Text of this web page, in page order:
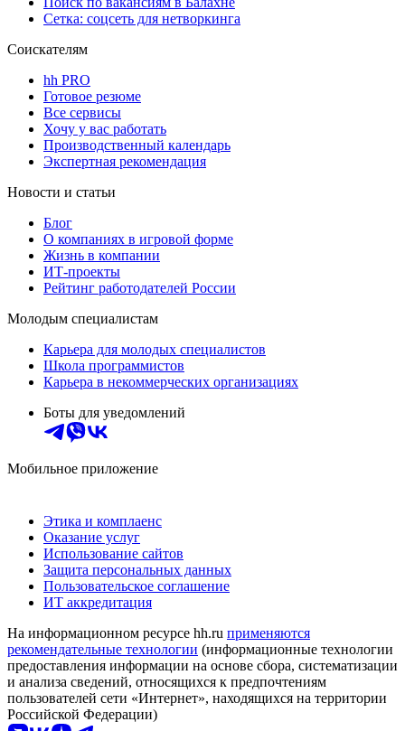
Сетка: соцсеть для нетворкинга
Соискателям
hh PRO
Готовое резюме
Все сервисы
Хочу у вас работать
Производственный календарь
Экспертная рекомендация
Новости и статьи
Блог
О компаниях в игровой форме
Жизнь в компании
ИТ-проекты
Рейтинг работодателей России
Молодым специалистам
Карьера для молодых специалистов
Школа программистов
Карьера в некоммерческих организациях
Боты для уведомлений
Мобильное приложение
Этика и комплаенс
Оказание услуг
Использование сайтов
Защита персональных данных
Пользовательское соглашение
ИТ аккредитация
На информационном ресурсе hh.ru применяются
рекомендательные технологии (информационные технологии
предоставления информации на основе сбора, систематизации
и анализа сведений, относящихся к предпочтениям
пользователей сети «Интернет», находящихся на территории
Российской Федерации)